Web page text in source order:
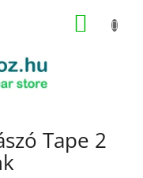
KOSÁR
Tape 2